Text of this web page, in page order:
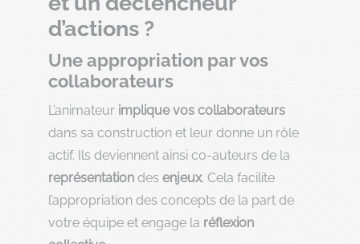
d’actions ?
Une appropriation par vos
collaborateurs
L’animateur implique vos collaborateurs
dans sa construction et leur donne un rôle
actif. Ils deviennent ainsi co-auteurs de la
représentation des enjeux. Cela facilite
l’appropriation des concepts de la part de
votre équipe et engage la réflexion